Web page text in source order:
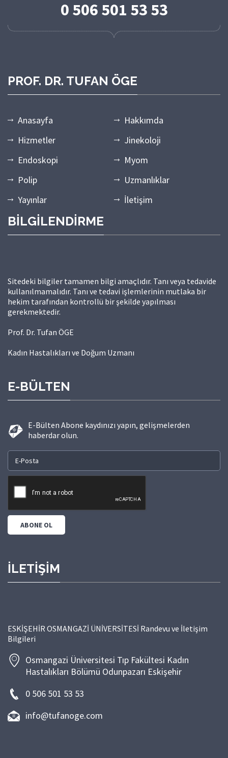
0 506 501 53 53
PROF. DR. TUFAN ÖGE
Anasayfa
Hakkımda
Hizmetler
Jinekoloji
Endoskopi
Myom
Polip
Uzmanlıklar
Yayınlar
İletişim
BİLGİLENDİRME
Sitedeki bilgiler tamamen bilgi amaçlıdır. Tanı veya tedavide
kullanılmamalıdır. Tanı ve tedavi işlemlerinin mutlaka bir
hekim tarafından kontrollü bir şekilde yapılması
gerekmektedir.
Prof. Dr. Tufan ÖGE
Kadın Hastalıkları ve Doğum Uzmanı
E-BÜLTEN
E-Bülten Abone kaydınızı yapın, gelişmelerden
haberdar olun.
İLETİŞİM
ESKİŞEHİR OSMANGAZİ ÜNİVERSİTESİ Randevu ve İletişim
Bilgileri
Osmangazi Üniversitesi Tıp Fakültesi Kadın
Hastalıkları Bölümü Odunpazarı Eskişehir
0 506 501 53 53
info@tufanoge.com